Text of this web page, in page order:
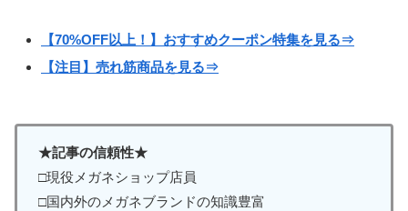
【70%OFF以上！】おすすめクーポン特集を見る⇒
【注目】売れ筋商品を見る⇒
★記事の信頼性★
□現役メガネショップ店員
□国内外のメガネブランドの知識豊富